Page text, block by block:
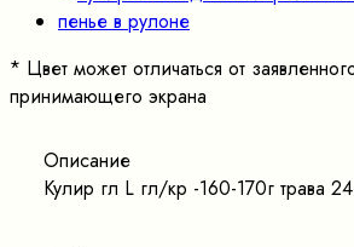
* Цвет может отличаться от
принимающего экрана
Описание
Кулир гл L гл/кр -160-170г трава